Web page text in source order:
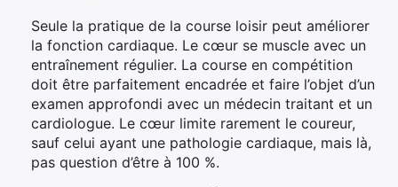
Seule la pratique de la course loisir peut améliorer
la fonction cardiaque. Le cœur se muscle avec un
entraînement régulier. La course en compétition
doit être parfaitement encadrée et faire l’objet d’un
examen approfondi avec un médecin traitant et un
cardiologue. Le cœur limite rarement le coureur,
sauf celui ayant une pathologie cardiaque, mais là,
pas question d’être à 100 %.